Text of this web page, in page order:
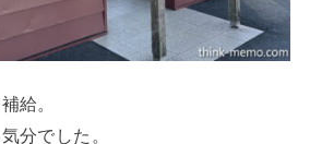
給。
分でした。